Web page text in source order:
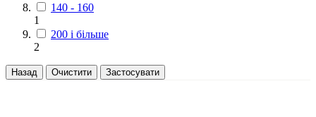
140 - 160
1
200 і більше
2
Назад Очистити Застосувати